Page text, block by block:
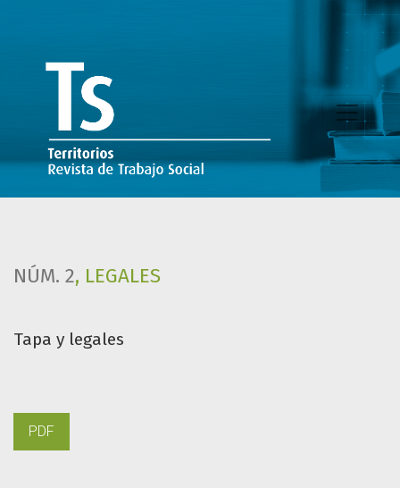
NÚM. 2, LEGALES
Tapa y legales
PDF